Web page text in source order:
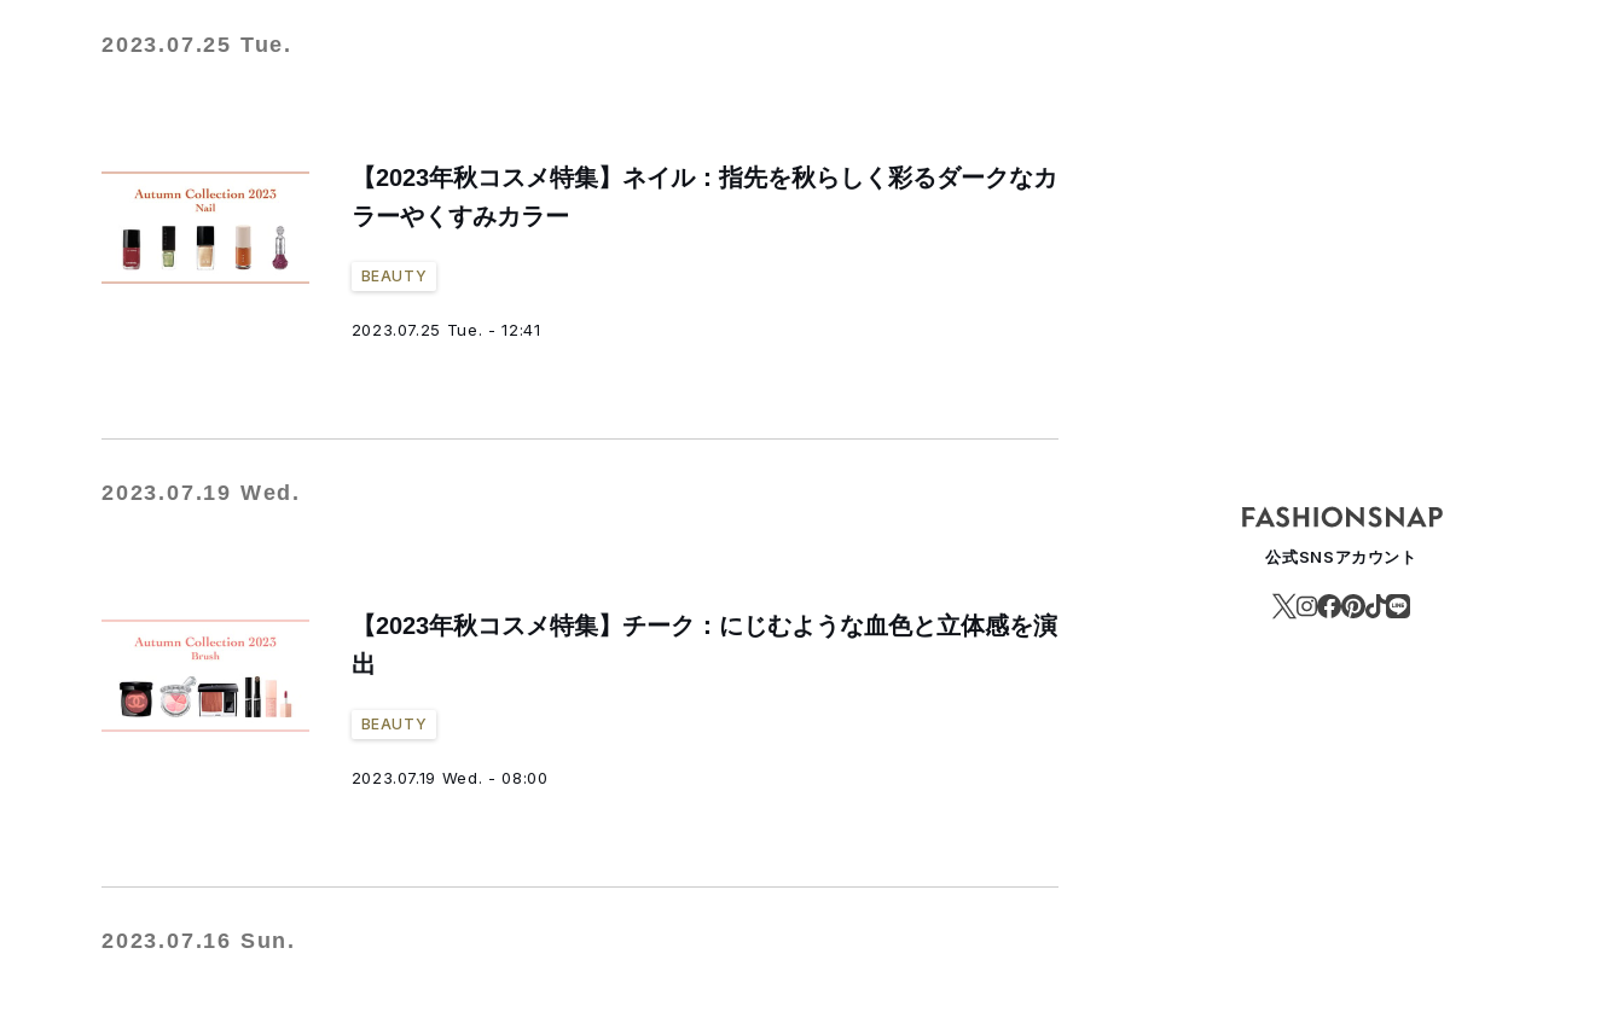
2023.07.25 Tue.
【2023年秋コスメ特集】ネイル：指先を秋らしく彩るダークなカ
ラーやくすみカラー
BEAUTY
2023.07.25 Tue. - 12:41
2023.07.19 Wed.
【2023年秋コスメ特集】チーク：にじむような血色と立体感を演
出
BEAUTY
2023.07.19 Wed. - 08:00
2023.07.16 Sun.
公式SNSアカウント